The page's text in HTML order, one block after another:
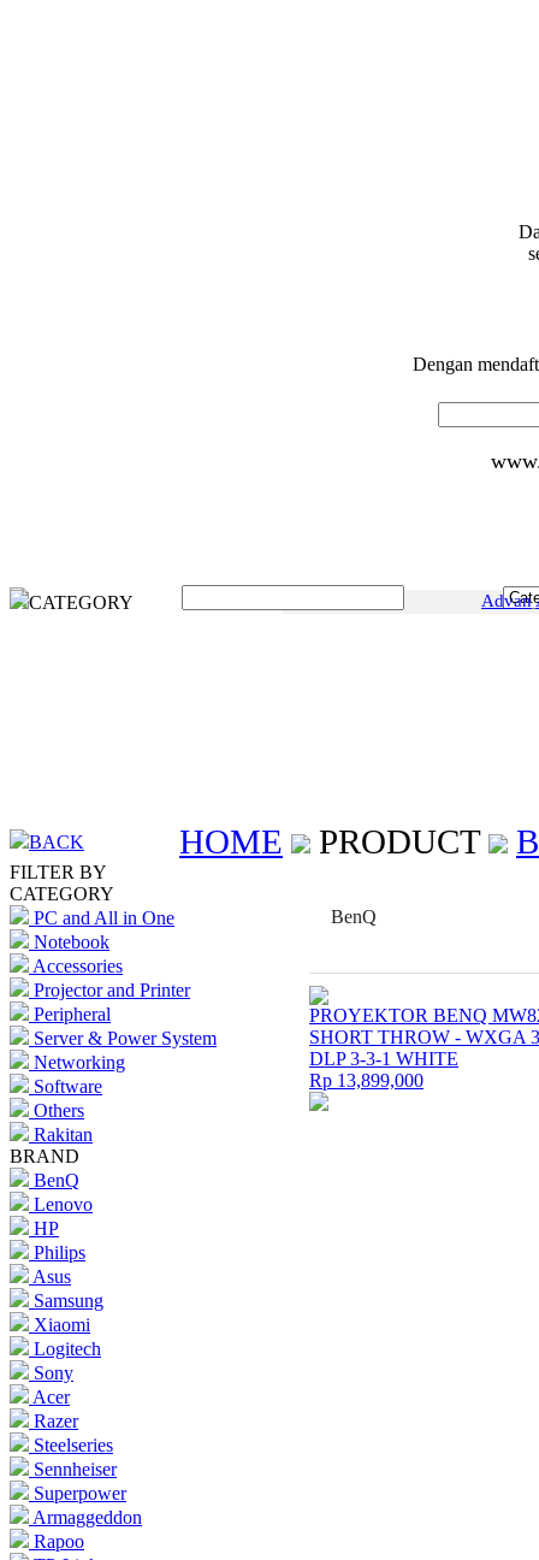
Dengan
CATEGORY Advan
BACK HOME PRODUCT
FILTER BY
CATEGORY
PC and All in One
Notebook
Accessories
Projector and Printer
Peripheral
Server & Power System
Networking
Software
Others
Rakitan
BRAND
BenQ
Lenovo
HP
Philips
Asus
Samsung
Xiaomi
Logitech
Sony
Acer
Razer
Steelseries
Sennheiser
Superpower
Armaggeddon
Rapoo
BenQ
PROYEKTOR BENQ
SHORT THROW - WXGA
DLP 3-3-1 WHITE
Rp 13,899,000